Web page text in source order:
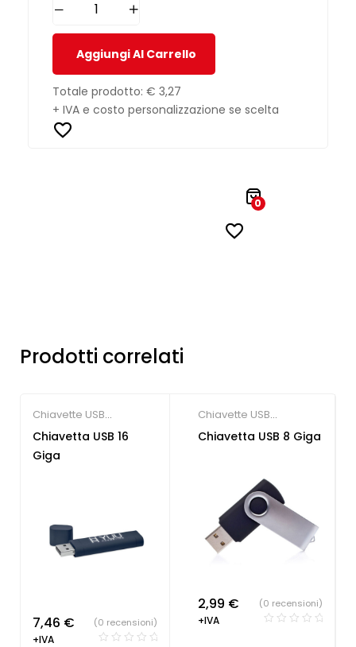
Aggiungi Al Carrello
Totale prodotto: € 3,27
+ IVA e costo personalizzazione se scelta
0
Prodotti correlati
Chiavette USB
economiche
Chiavetta USB 16
Giga
7,46 €
+IVA
(0 recensioni)
Chiavette USB
economiche,Gadget
Chiavetta USB 8 Giga
2,99 €
+IVA
(0 recensioni)